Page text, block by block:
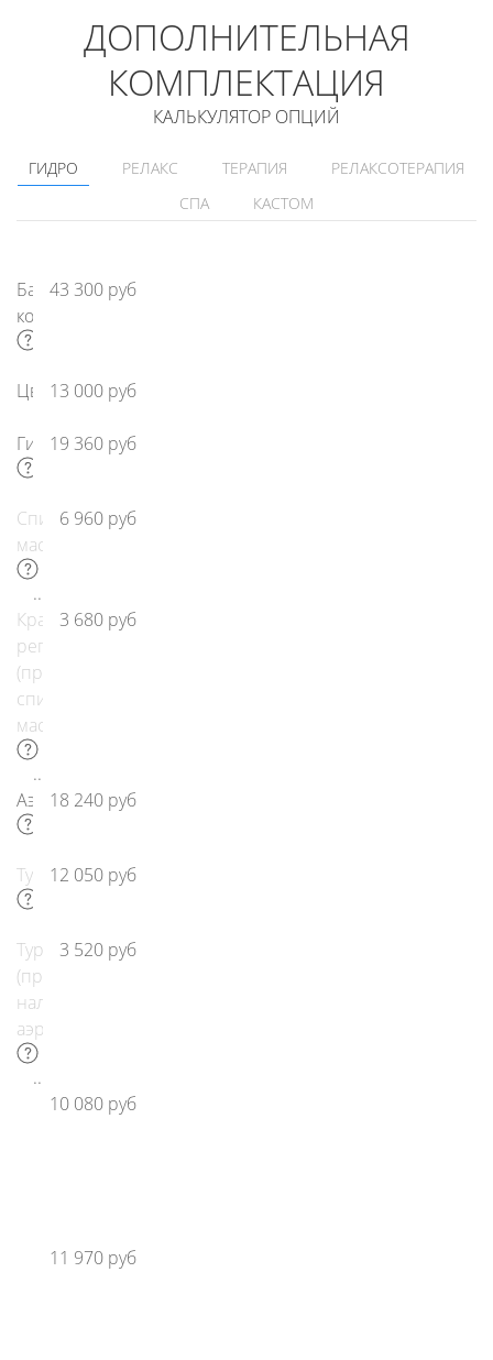
ДОПОЛНИТЕЛЬНАЯ
КОМПЛЕКТАЦИЯ
КАЛЬКУЛЯТОР ОПЦИЙ
ГИДРО РЕЛАКС ТЕРАПИЯ
РЕЛАКСОТЕРАПИЯ
СПА
КАСТОМ
Базовая
комлектация
43 300 руб
Цветная13 000 руб
Гидромассаж
19 360 руб
Спинной
массаж
6 960 руб
Кран-
регулятор
(при
спинном
массаже)
3 680 руб
Аэромассаж
18 240 руб
Турбо12 050 руб
Турбо
(при
наличии
аэромассажа)
3 520 руб
Смеситель
10 080 руб
Смеситель
11 970 руб